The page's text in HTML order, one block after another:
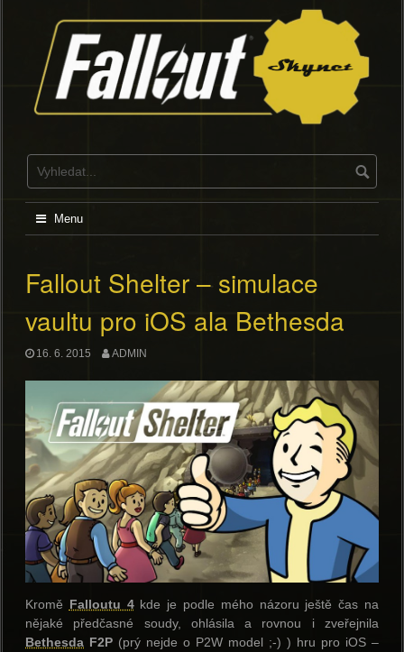
Menu
Fallout Shelter – simulace
vaultu pro iOS ala Bethesda
16. 6. 2015 ADMIN
Kromě Falloutu 4kde je podle mého názoru ještě čas na
nějaké předčasné soudy, ohlásila a rovnou i zveřejnila
Bethesda F2P (prý nejde o P2W model ;-) ) hru pro iOS –